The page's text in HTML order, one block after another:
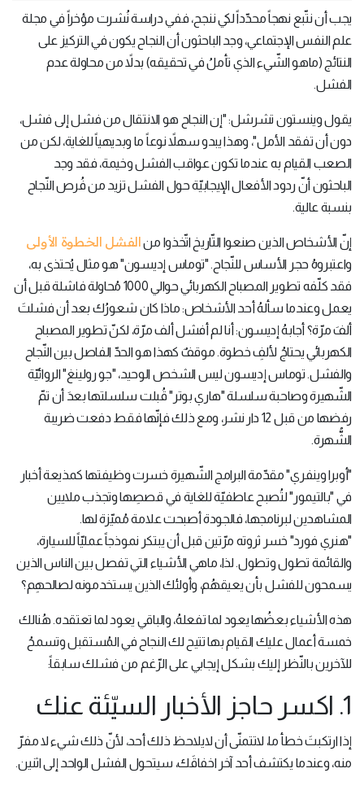
يجب أن نتّبع نهجاً محدّداً لكي ننجح، ففي دراسة نُشرت مؤخراً في مجلة
علم النفس الإجتماعي، وجد الباحثون أن النجاح يكون في التركيز على
النتائج (ماهو الشّيء الذي تأملُ في تحقيقه) بدلاً من محاولة عدم
الفشل.
يقول وينستون تشرشل: "إن النجاح هو الانتقال من فشل إلى فشل،
دون أن تفقد الأمل"، وهذا يبدو سهلاً نوعاً ما وبديهياً للغاية، لكن من
الصعب القيام به عندما تكون عواقب الفشل وخيمة، فقد وجد
الباحثون أنّ ردود الأفعال الإيجابيّة حول الفشل تزيد من فُرص النّجاح
بنسبة عالية.
إنّ الأشخاص الذين صنعوا التّاريخ اتّخذوا منالفشل الخطوة الأولى
واعتبروهُ حجر الأساس للنّجاح. "توماس إديسون" هو مثال يُحتذى به،
فقد كلّفه تطوير المصباح الكهربائي حوالي 1000 مُحاولة فاشلة قبل أن
يعمل وعندما سألهُ أحد الأشخاص: ماذا كان شعورُك بعد أن فشلتَ
ألفَ مرّة؟ أجابهُ إديسون: أنا لم أفشل ألف مرّة، لكنّ تطوير المصباح
الكهربائي يحتاجُ لألفِ خطوة. موقفٌ كهذا هو الحدّ الفاصل بين النّجاح
والفشل. توماس إديسون ليس الشخص الوحيد، "جو رولينغ" الروائيّة
الشّهيرة وصاحبة سلسلة "هاري بوتر" قُبلت سلسلتها بعدَ أن تمّ
رفضها من قبل 12 دار نشر، ومع ذلك فإنّها فقط دفعت ضريبة
الشُّهرة.
"أوبرا وينفري" مقدّمة البرامج الشّهيرة خسرت وظيفتها كمذيعة أخبار
في "بالتيمور" لتُصبح عاطفيّة للغاية في قصصِها وتجذب ملايين
المشاهدين لبرنامجها، فالجودة أصبحت علامة مُميّزة لها.
"هنري فورد" خسر ثروته مرّتين قبل أن يبتكر نموذجاً عمليّاً للسيارة،
والقائمة تطول وتطول. لذا، ماهي الأشياء التي تفصل بين الناس الذين
يسمحون للفشل بأن يعيقهُم، وأولئك الذين يستخدمونه لصالحهِم؟
هذه الأشياء بعضُها يعود لما تفعلهُ، والباقي يعود لما تعتقده. هُنالك
خمسة أعمال عليك القيام بها تتيح لك النجاح في المُستقبل وتسمحُ
للآخرين بالنّظر إليك بشكل إيجابي على الرّغم من فشلك سابقاً:
1. اكسر حاجز الأخبار السيّئة عنك
إذا ارتكبتَ خطأ ما، لاتتمنّى أن لايلاحظ ذلك أحد، لأنّ ذلك شيء لا مفرّ
منه، وعندما يكتشف أحد آخر اخفاقَك، سيتحول الفشل الواحد إلى اثنين.